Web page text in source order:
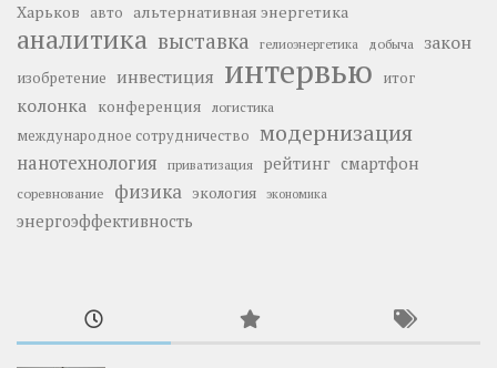
Харьков авто альтернативная энергетика
аналитика выставка гелиоэнергетика добыча закон
изобретение инвестиция интервью итог
колонка конференция логистика
международное сотрудничество модернизация
нанотехнология приватизация рейтинг смартфон
соревнование физика экология экономика
энергоэффективность